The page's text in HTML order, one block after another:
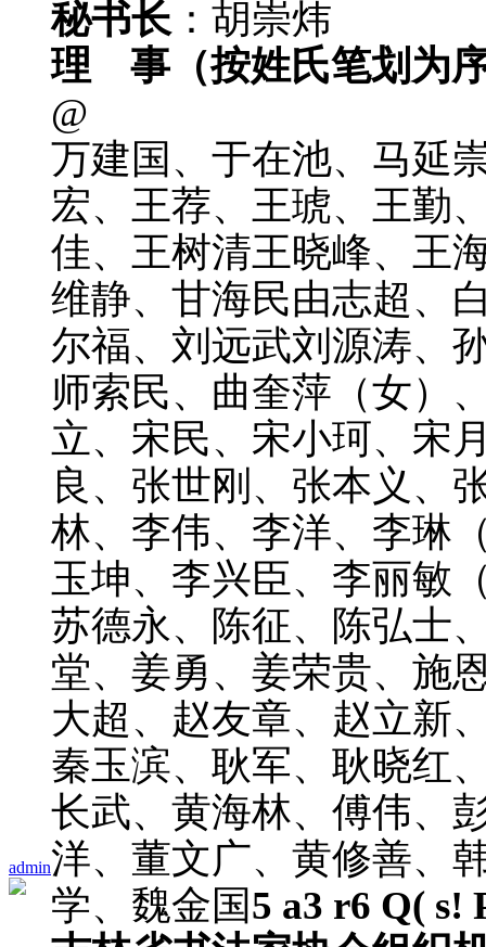
admin
秘书长 ：胡崇炜
理 事（按姓氏笔划为
@
万建国、于在池、马延
宏、王荐、王琥、王勤
佳、王树清王晓峰、王
维静、甘海民由志超、
尔福、刘远武刘源涛、
师索民、曲奎萍（女）
立、宋民、宋小珂、宋
良、张世刚、张本义、
林、李伟、李洋、李琳
玉坤、李兴臣、李丽敏
苏德永、陈征、陈弘士
堂、姜勇、姜荣贵、施
大超、赵友章、赵立新
秦玉滨、耿军、耿晓红
长武、黄海林、傅伟、
洋、董文广、黄修善、
学、魏金国5 a3 r6 Q( s!